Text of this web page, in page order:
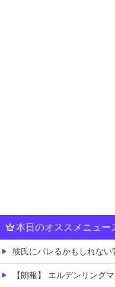
本日のオススメニュー
彼氏にバレるかもしれない
【朗報】 エルデンリング